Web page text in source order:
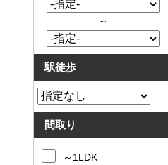
～
駅徒歩
間取り
～1LDK